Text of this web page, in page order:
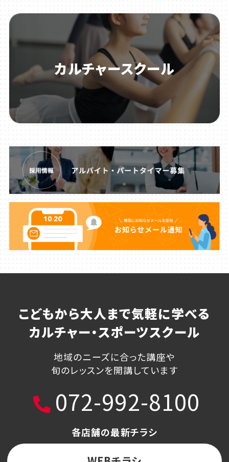
カルチャースクール
こどもから大人まで気軽に学べる
カルチャー・スポーツスクール
地域のニーズに合った講座や
旬のレッスンを開講しています
072-992-8100
各店舗の最新チラシ